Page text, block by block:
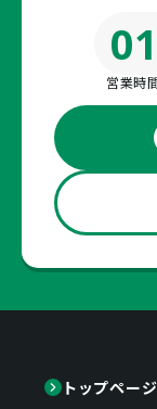
営業時
トップページ